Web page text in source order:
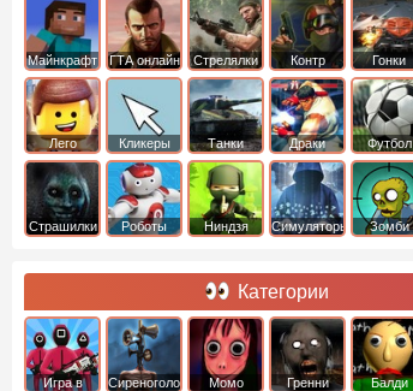
Майнкрафт ГТА онлайн Стрелялки
Контр
Страйк
Гонки
Лего Кликеры Танки Драки Футбол
Страшилки Роботы Ниндзя Симуляторы Зомби
Категории
Игра в
Сиреноголовый Момо Гренни Балди